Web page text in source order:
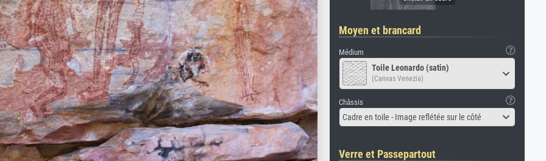
Moyen et brancard
Médium
Toile Leonardo (satin)
(Canvas Venezia)
Châssis
Cadre en toile - Image reflétée sur le côté
Verre et Passepartout